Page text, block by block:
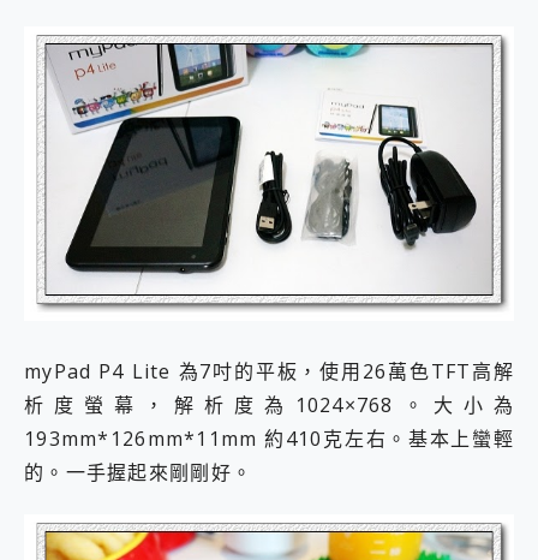
myPad P4 Lite 為7吋的平板，使用26萬色TFT高解
析度螢幕，解析度為1024×768。大小為
193mm*126mm*11mm 約410克左右。基本上蠻輕
的。一手握起來剛剛好。